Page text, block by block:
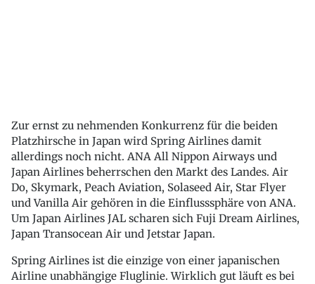
Zur ernst zu nehmenden Konkurrenz für die beiden
Platzhirsche in Japan wird Spring Airlines damit
allerdings noch nicht. ANA All Nippon Airways und
Japan Airlines beherrschen den Markt des Landes. Air
Do, Skymark, Peach Aviation, Solaseed Air, Star Flyer
und Vanilla Air gehören in die Einflusssphäre von ANA.
Um Japan Airlines JAL scharen sich Fuji Dream Airlines,
Japan Transocean Air und Jetstar Japan.
Spring Airlines ist die einzige von einer japanischen
Airline unabhängige Fluglinie. Wirklich gut läuft es bei